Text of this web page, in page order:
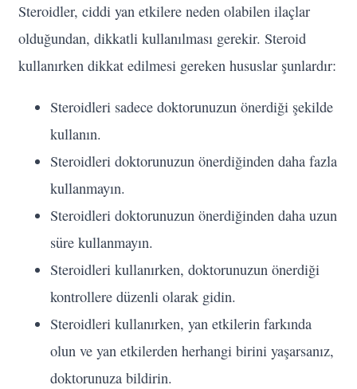
Steroidler, ciddi yan etkilere neden olabilen ilaçlar
olduğundan, dikkatli kullanılması gerekir. Steroid
kullanırken dikkat edilmesi gereken hususlar şunlardır:
Steroidleri sadece doktorunuzun önerdiği şekilde
kullanın.
Steroidleri doktorunuzun önerdiğinden daha fazla
kullanmayın.
Steroidleri doktorunuzun önerdiğinden daha uzun
süre kullanmayın.
Steroidleri kullanırken, doktorunuzun önerdiği
kontrollere düzenli olarak gidin.
Steroidleri kullanırken, yan etkilerin farkında
olun ve yan etkilerden herhangi birini yaşarsanız,
doktorunuza bildirin.